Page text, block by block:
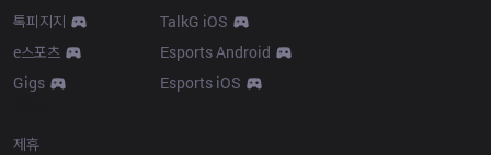
톡피지지
e스포츠
Gigs
TalkG iOS
Esports Android
Esports iOS
제휴